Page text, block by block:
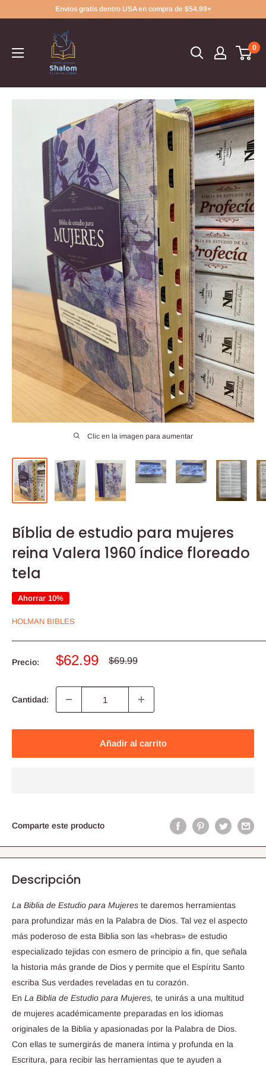
contenido
Envios gratis dentro USA en compra de $54.99+
0
Clic en la imagen para aumentar
Bíblia de estudio para mujeres
reina Valera 1960 índice floreado
tela
Ahorrar 10%
HOLMAN BIBLES
Precio:
Precio
venta
$62.99
Precio
$69.99
Cantidad:
Añadir al carrito
Comparte este producto
Descripción
La Biblia de Estudio para Mujeres te daremos herramientas
para profundizar más en la Palabra de Dios. Tal vez el aspecto
más poderoso de esta Biblia son las «hebras» de estudio
especializado tejidas con esmero de principio a fin, que señala
la historia más grande de Dios y permite que el Espíritu Santo
escriba Sus verdades reveladas en tu corazón.
En La Biblia de Estudio para Mujeres, te unirás a una multitud
de mujeres académicamente preparadas en los idiomas
originales de la Biblia y apasionadas por la Palabra de Dios.
Con ellas te sumergirás de manera íntima y profunda en la
Escritura, para recibir las herramientas que te ayuden a